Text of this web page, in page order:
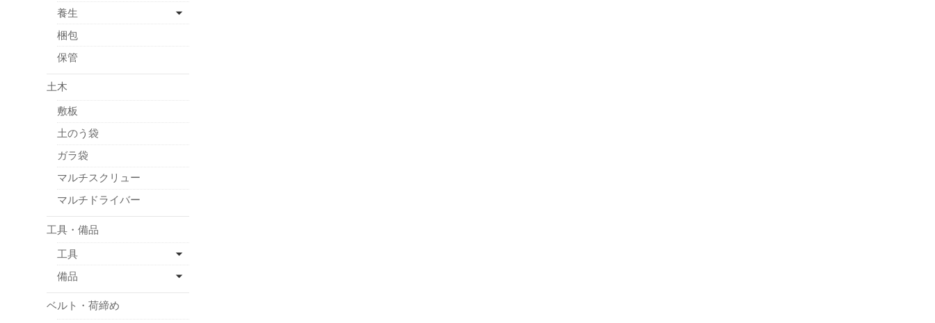
養生
梱包
保管
土木
敷板
土のう袋
ガラ袋
マルチスクリュー
マルチドライバー
工具・備品
工具
備品
ベルト・荷締め